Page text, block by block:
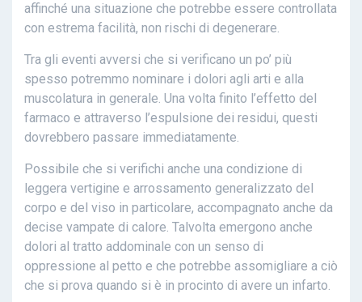
affinché una situazione che potrebbe essere controllata
con estrema facilità, non rischi di degenerare.
Tra gli eventi avversi che si verificano un po’ più
spesso potremmo nominare i dolori agli arti e alla
muscolatura in generale. Una volta finito l’effetto del
farmaco e attraverso l’espulsione dei residui, questi
dovrebbero passare immediatamente.
Possibile che si verifichi anche una condizione di
leggera vertigine e arrossamento generalizzato del
corpo e del viso in particolare, accompagnato anche da
decise vampate di calore. Talvolta emergono anche
dolori al tratto addominale con un senso di
oppressione al petto e che potrebbe assomigliare a ciò
che si prova quando si è in procinto di avere un infarto.